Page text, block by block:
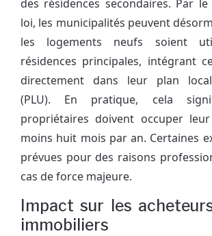
des résidences secondaires. Par
loi, les municipalités peuvent
les logements neufs soient
résidences principales, intégrant
directement dans leur plan local
(PLU). En pratique, cela
propriétaires doivent occuper
moins huit mois par an. Certaines
prévues pour des raisons
cas de force majeure.
Impact sur les
immobiliers